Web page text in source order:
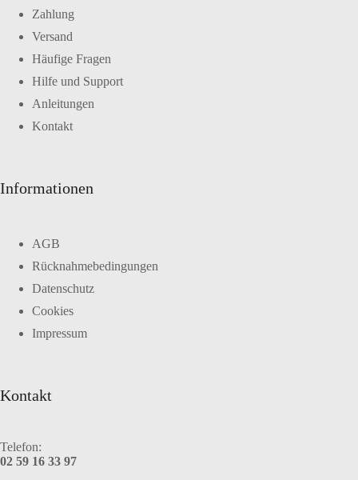
Zahlung
Versand
Häufige Fragen
Hilfe und Support
Anleitungen
Kontakt
Informationen
AGB
Rücknahmebedingungen
Datenschutz
Cookies
Impressum
Kontakt
Telefon:
02 59 16 33 97